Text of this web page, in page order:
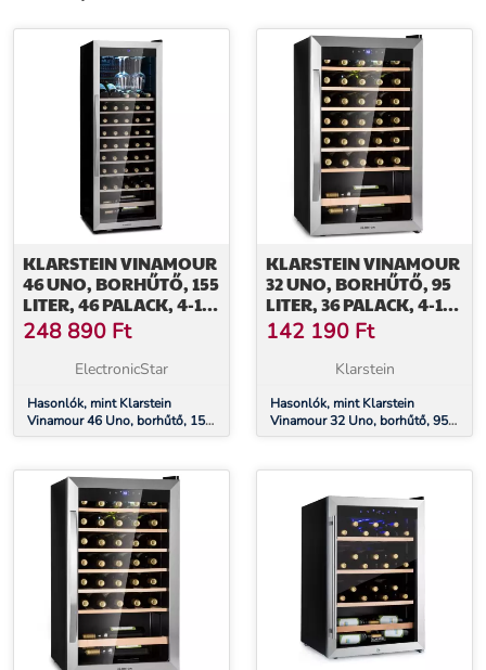
meg a Klarstein Vinamour 46 bottle Uno-t még ma, és élvezze a
különbséget már az első pohár bornál.
További információk>>
KLARSTEIN VINAMOUR
46 UNO, BORHŰTŐ, 155
LITER, 46 PALACK, 4-18
°C, 1
ZÓNA,ROZSDAMENTES
248 890 Ft
ElectronicStar
Hasonlók, mint Klarstein
Vinamour 46 Uno, borhűtő, 155
liter, 46 palack, 4-18 °C, 1
KLARSTEIN VINAMOUR
32 UNO, BORHŰTŐ, 95
LITER, 36 PALACK, 4-18
°C, 1 ZÓNA,
ÉRINTÉSVEZÉRLÉS
142 190 Ft
Klarstein
Hasonlók, mint Klarstein
Vinamour 32 Uno, borhűtő, 95
liter, 36 palack, 4-18 °C, 1 zóna,